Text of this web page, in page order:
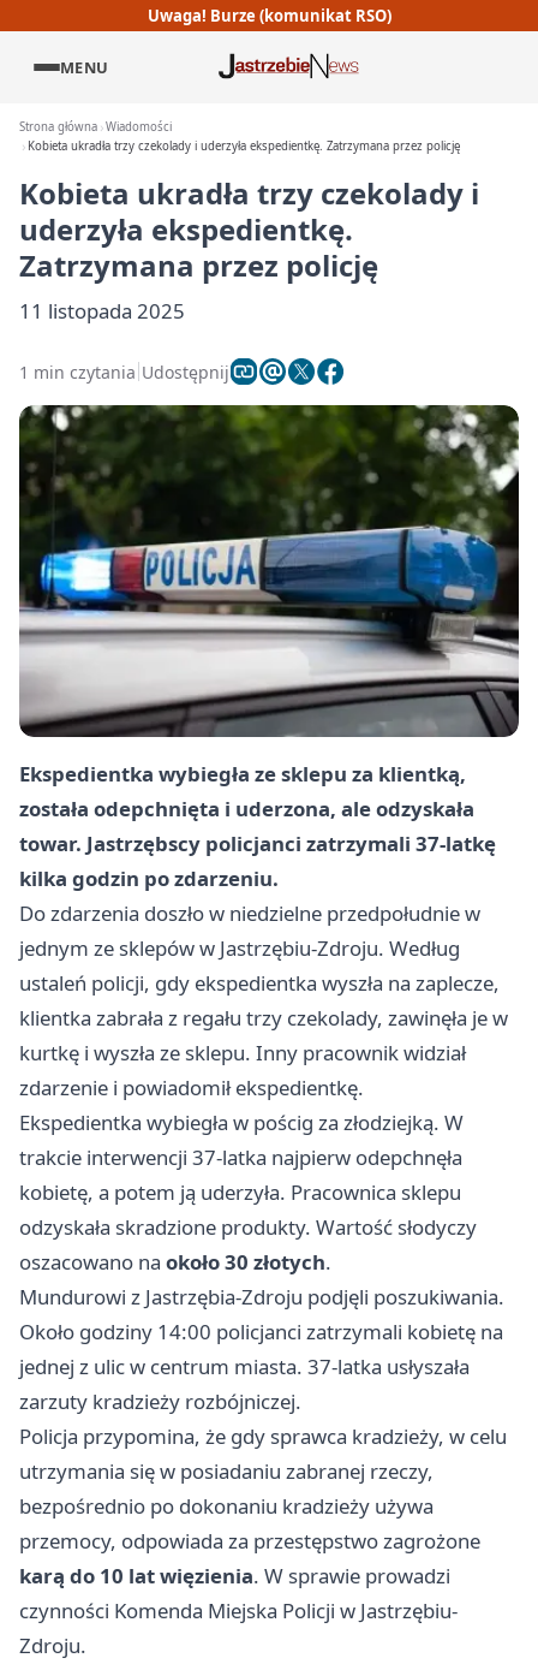
Uwaga! Burze (komunikat RSO)
MENU
Strona główna Wiadomości
Kobieta ukradła trzy czekolady i uderzyła ekspedientkę. Zatrzymana przez policję
Kobieta ukradła trzy czekolady i
uderzyła ekspedientkę.
Zatrzymana przez policję
11 listopada 2025
1 min czytania Udostępnij
Ekspedientka wybiegła ze sklepu za klientką,
została odepchnięta i uderzona, ale odzyskała
towar. Jastrzębscy policjanci zatrzymali 37-latkę
kilka godzin po zdarzeniu.
Do zdarzenia doszło w niedzielne przedpołudnie w
jednym ze sklepów w Jastrzębiu-Zdroju. Według
ustaleń policji, gdy ekspedientka wyszła na zaplecze,
klientka zabrała z regału trzy czekolady, zawinęła je w
kurtkę i wyszła ze sklepu. Inny pracownik widział
zdarzenie i powiadomił ekspedientkę.
Ekspedientka wybiegła w pościg za złodziejką. W
trakcie interwencji 37-latka najpierw odepchnęła
kobietę, a potem ją uderzyła. Pracownica sklepu
odzyskała skradzione produkty. Wartość słodyczy
oszacowano na około 30 złotych.
Mundurowi z Jastrzębia-Zdroju podjęli poszukiwania.
Około godziny 14:00 policjanci zatrzymali kobietę na
jednej z ulic w centrum miasta. 37-latka usłyszała
zarzuty kradzieży rozbójniczej.
Policja przypomina, że gdy sprawca kradzieży, w celu
utrzymania się w posiadaniu zabranej rzeczy,
bezpośrednio po dokonaniu kradzieży używa
przemocy, odpowiada za przestępstwo zagrożone
karą do 10 lat więzienia. W sprawie prowadzi
czynności Komenda Miejska Policji w Jastrzębiu-
Zdroju.